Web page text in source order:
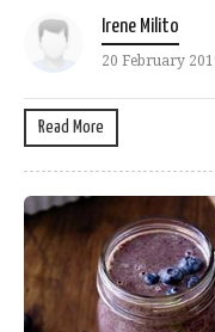
Irene Milito
20 February
Read More